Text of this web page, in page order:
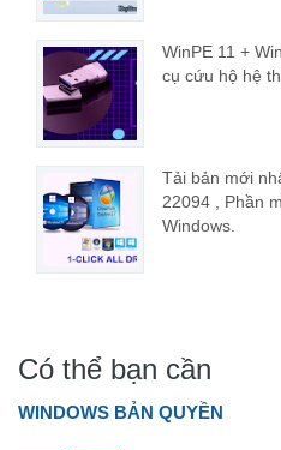
WinPE 11 +
cụ cứu hộ hệ
Tải bản mới
22094 , Phần
Windows.
Có thể bạn cần
WINDOWS BẢN QUYỀN